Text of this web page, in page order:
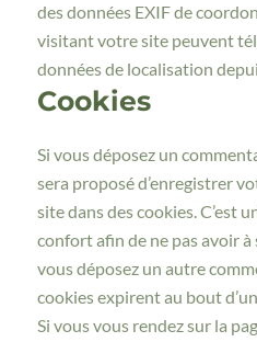
des données EXIF de
visitant votre site peuvent
données de localisation
Cookies
Si vous déposez un
sera proposé d’enregistrer
site dans des cookies. C’est
confort afin de ne pas avoir
vous déposez un autre
cookies expirent au bout
Si vous vous rendez sur la